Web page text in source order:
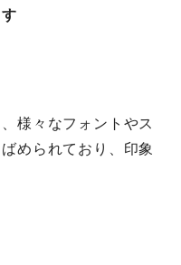
様々なフォントやス
められており、印象